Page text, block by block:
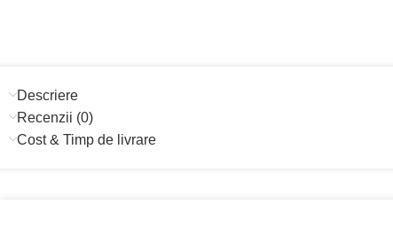
Descriere
Recenzii (0)
Cost & Timp de livrare